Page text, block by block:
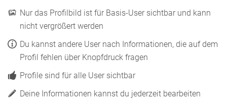
Nur das Profilbild ist für Basis-User sichtbar und kann
nicht vergrößert werden
Du kannst andere User nach Informationen, die auf dem
Profil fehlen über Knopfdruck fragen
Profile sind für alle User sichtbar
Deine Informationen kannst du jederzeit bearbeiten